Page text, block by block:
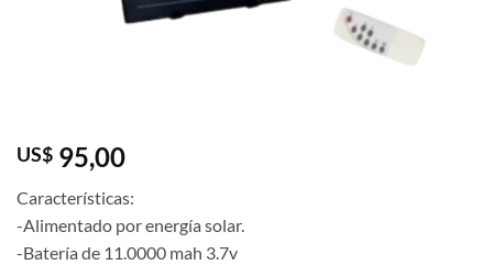
US$ 95,00
Características:
-Alimentado por energía solar.
-Batería de 11.0000 mah 3.7v